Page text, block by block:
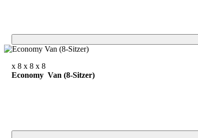
x 8 x 8 x 8
Economy Van (8-Sitzer)